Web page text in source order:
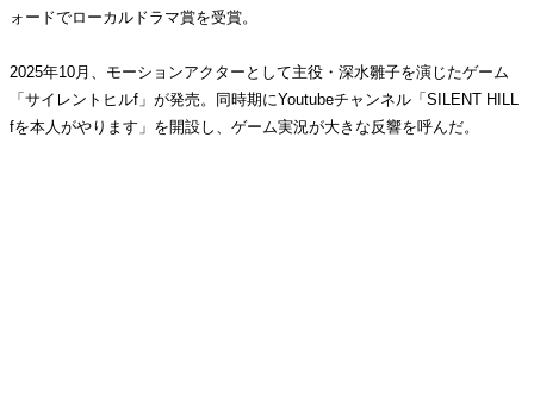
ォードでローカルドラマ賞を受賞。
2025年10月、モーションアクターとして主役・深水雛子を演じたゲーム
「サイレントヒルf」が発売。同時期にYoutubeチャンネル「SILENT HILL
fを本人がやります」を開設し、ゲーム実況が大きな反響を呼んだ。